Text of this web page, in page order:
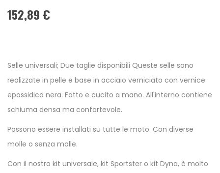
152,89 €
Selle universali; Due taglie disponibili Queste selle sono
realizzate in pelle e base in acciaio verniciato con vernice
epossidica nera. Fatto e cucito a mano. All'interno contiene
schiuma densa ma confortevole.
Possono essere installati su tutte le moto. Con diverse
molle o senza molle.
Con il nostro kit universale, kit Sportster o kit Dyna, è molto